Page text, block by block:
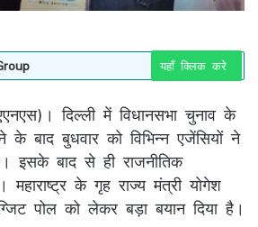
यहाँ क्लिक करे
दिल्ली में विधानसभा चुनाव के
के बाद बुधवार को विभिन्न एजेंसियों ने
इसके बाद से ही राजनीतिक
महाराष्ट्र के गृह राज्य मंत्री योगेश
पोल को लेकर बड़ा बयान दिया है।